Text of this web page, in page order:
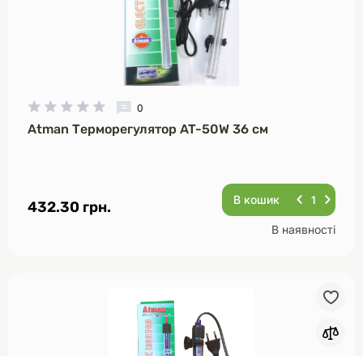
0
Atman Терморегулятор AT-50W 36 см
432.30 грн. В кошик
В наявності